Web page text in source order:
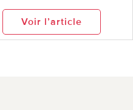
Voir l’article